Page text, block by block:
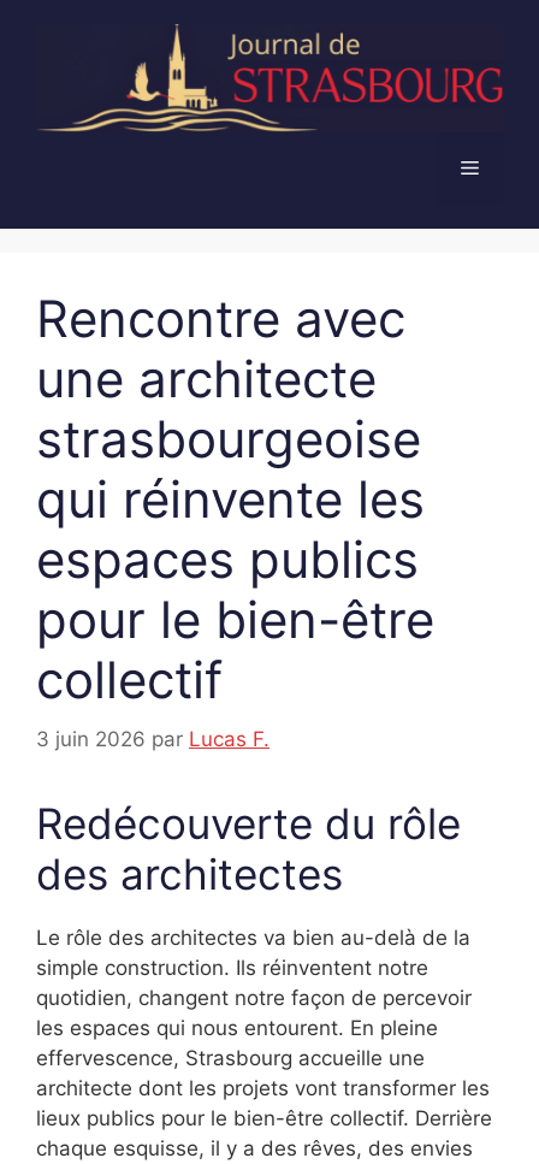
Menu
Rencontre avec
une architecte
strasbourgeoise
qui réinvente les
espaces publics
pour le bien-être
collectif
3 juin 2026 par Lucas F.
Redécouverte du rôle
des architectes
Le rôle des architectes va bien au-delà de la
simple construction. Ils réinventent notre
quotidien, changent notre façon de percevoir
les espaces qui nous entourent. En pleine
effervescence, Strasbourg accueille une
architecte dont les projets vont transformer les
lieux publics pour le bien-être collectif. Derrière
chaque esquisse, il y a des rêves, des envies